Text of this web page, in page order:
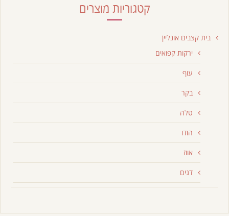
קטגוריות מוצרים
בית קצבים אונליין
ירקות קפואים
עוף
בקר
טלה
הודו
אווז
דגים